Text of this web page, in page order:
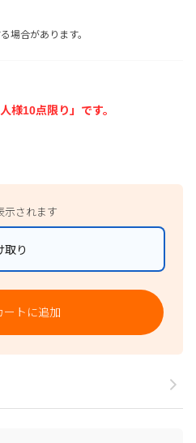
場合があります。
様10点限り」です。
示されます
取り
ートに追加